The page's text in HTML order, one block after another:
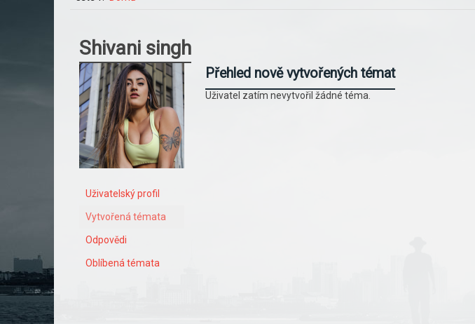
Shivani singh
Uživatelský profil
Vytvořená témata
Odpovědi
Oblíbená témata
Přehled nově vytvořených témat
Uživatel zatím nevytvořil žádné téma.